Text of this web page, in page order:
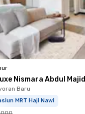
Nismara Abdul Majid
Baru
MRT Haji Nawi